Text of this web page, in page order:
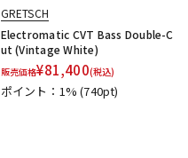
GRETSCH
Electromatic CVT Bass Double-C
ut (Vintage White)
販売価格¥81,400(税込)
ポイント：1%(740pt)